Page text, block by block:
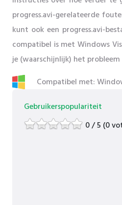
progress.avi-gerelateerde
kunt ook een progress.avi-
compatibel is met Windows
je (waarschijnlijk) het
Compatibel met:
Gebruikerspopulariteit
0 / 5 (0